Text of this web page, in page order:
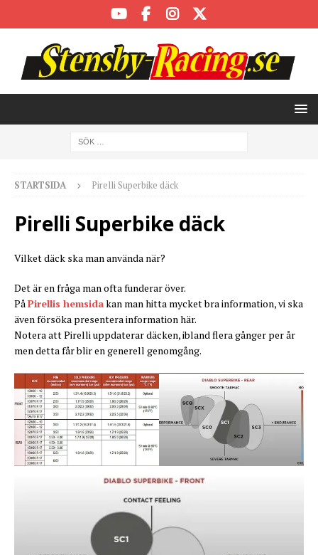
STARTSIDA Pirelli Superbike däck
Pirelli Superbike däck
Vilket däck ska man använda när?
Det är en fråga man ofta funderar över.
PåPirellis hemsidakan man hitta mycket bra information, vi ska
även försöka presentera information här.
Notera att Pirelli uppdaterar däcken, ibland flera gånger per år
men detta får blir en generell genomgång.